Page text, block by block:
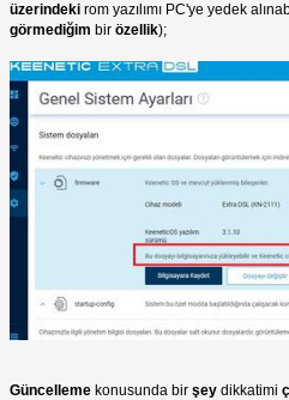
üzerindeki rom yazılımı PC'ye yedek
görmediğim bir özellik);
Güncelleme konusunda bir şey dikkatimi